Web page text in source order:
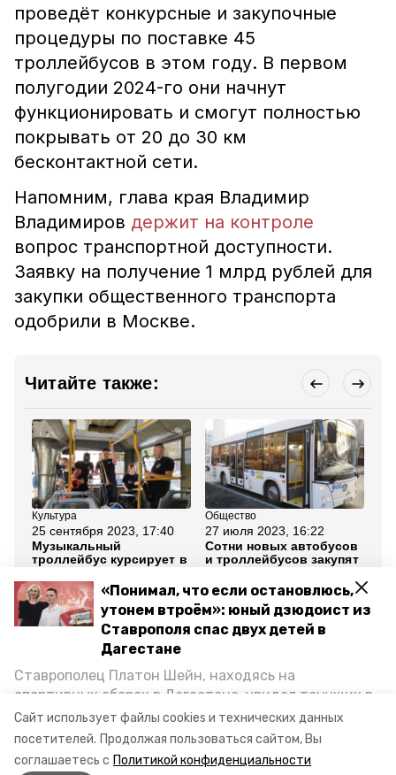
Сайт использует файлы cookies и технических данных
посетителей. Продолжая пользоваться сайтом, Вы
соглашаетесь с Политикой конфиденциальности
«Понимал, что если остановлюсь,
утонем втроём»: юный дзюдоист из
Ставрополя спас двух детей в
Дагестане
Ставрополец Платон Шейн, находясь на
спортивных сборах в Дегестане, увидел тонущих в
Каспийском море детей и бросился на помощь. По
возвращении домой, отважного мальчика
пригласили в министерство образования края и
проведёт конкурсные и закупочные
процедуры по поставке 45
троллейбусов в этом году. В первом
полугодии 2024-го они начнут
функционировать и смогут полностью
покрывать от 20 до 30 км
бесконтактной сети.
Напомним, глава края Владимир
Владимиров держит на контроле
вопрос транспортной доступности.
Заявку на получение 1 млрд рублей для
закупки общественного транспорта
одобрили в Москве.
Читайте также:
Культура
25 сентября 2023, 17:40
Музыкальный
троллейбус курсирует в
Общество
27 июля 2023, 16:22
Сотни новых автобусов
и троллейбусов закупят
Ставрополья
Все новости
ставрополь общественный транспорт
троллейбус